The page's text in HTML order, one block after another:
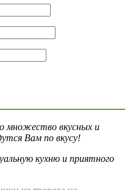
множество вкусных и
Вам по вкусу!
кухню и приятного